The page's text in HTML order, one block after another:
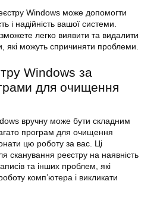
Windows може допомогти
і надійність вашої системи.
легко виявити та видалити
які можуть спричиняти проблеми.
Windows за
для очищення
вручну може бути складним
програм для очищення
цю роботу за вас. Ці
сканування реєстру на наявність
та інших проблем, які
комп’ютера і викликати